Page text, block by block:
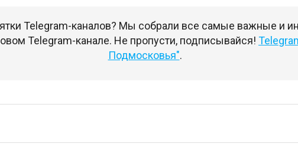
Telegram-каналов? Мы собрали все самые важные и
Telegram-канале. Не пропусти, подписывайся!
Подмосковья".